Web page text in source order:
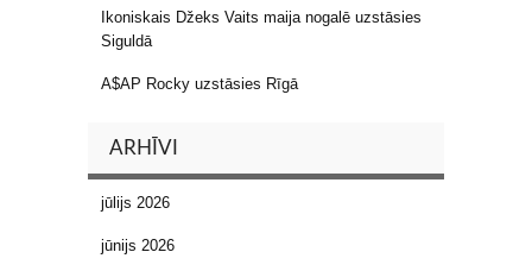
Ikoniskais Džeks Vaits maija nogalē uzstāsies
Siguldā
A$AP Rocky uzstāsies Rīgā
ARHĪVI
jūlijs 2026
jūnijs 2026